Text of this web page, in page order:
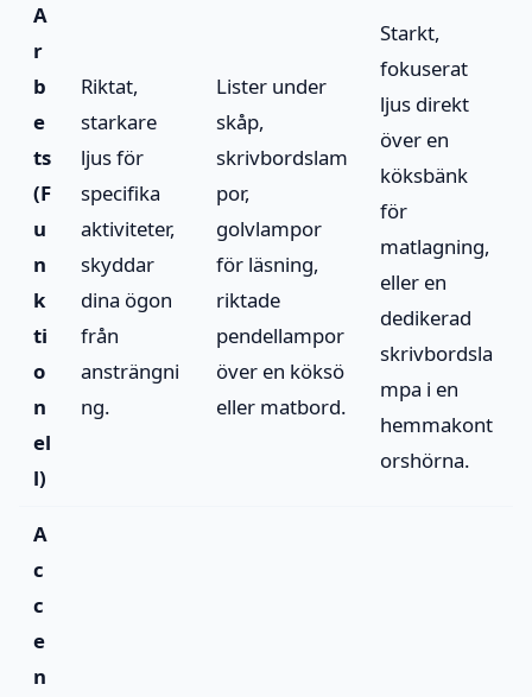
A
r
b
e
ts
(F
u
n
k
ti
o
n
el
l)
Riktat,
starkare
ljus för
specifika
aktiviteter,
skyddar
dina ögon
från
ansträngni
ng.
Lister under
skåp,
skrivbordslam
por,
golvlampor
för läsning,
riktade
pendellampor
över en köksö
eller matbord.
Starkt,
fokuserat
ljus direkt
över en
köksbänk
för
matlagning,
eller en
dedikerad
skrivbordsla
mpa i en
hemmakont
orshörna.
A
c
c
e
n